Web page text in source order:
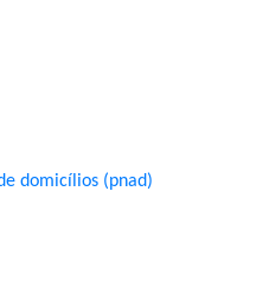
domicílios (pnad)